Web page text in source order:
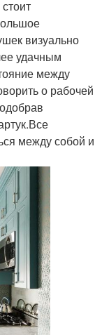
визуально
удачным
между
о рабочей
между собой и